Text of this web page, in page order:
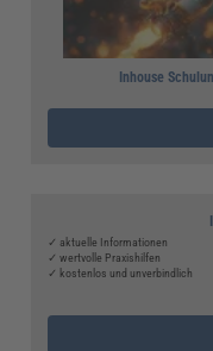
Inhouse
✓ aktuelle Informationen
✓ wertvolle Praxishilfen
✓ kostenlos und unverbindlich